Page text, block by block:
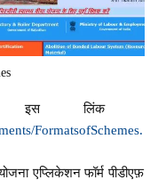
इस लिंक
FormatsofSchemes.
एप्लिकेशन फॉर्म पीडीएफ़